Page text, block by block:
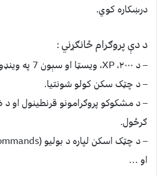
درښکاره کوي.
د دې پروګرام ځانګړني :
– د ۲۰۰۰، XP، ویسټا او سېون 7 په وينډوزنو کي د کار وړ دئ .
– د چټک سکن کولو شونتيا.
– د مشکوکو پروګرامونو قرنطينول او
ګرځول.
– د چټک اسکن لپاره د بوليو (Commands)د کارولو امکانات.
او …